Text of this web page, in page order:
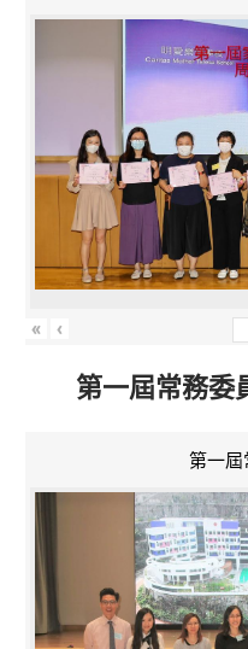
« ‹
第一屆常務
第一屆